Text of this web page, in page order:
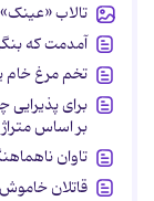
تالاب «عینک»
آمدمت که
تخم مرغ خام
برای
بر اساس
تاوان
قاتلان